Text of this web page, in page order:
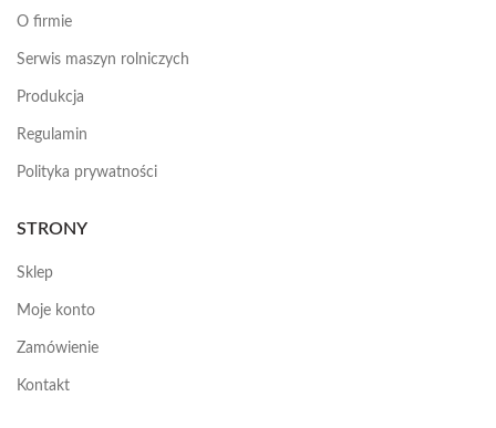
O firmie
Serwis maszyn rolniczych
Produkcja
Regulamin
Polityka prywatności
STRONY
Sklep
Moje konto
Zamówienie
Kontakt